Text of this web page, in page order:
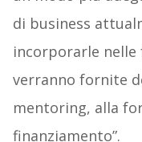
di business
incorporarle nelle
verranno fornite
mentoring, alla
finanziamento”.